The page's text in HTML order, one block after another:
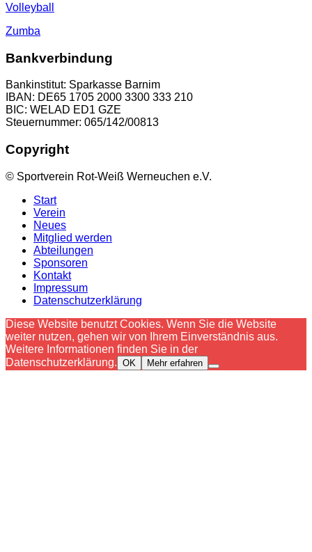
Volleyball
Zumba
Bankverbindung
Bankinstitut: Sparkasse Barnim
IBAN: DE65 1705 2000 3300 333 210
BIC: WELAD ED1 GZE
Steuernummer: 065/142/00813
Copyright
© Sportverein Rot-Weiß Werneuchen e.V.
Start
Verein
Neues
Mitglied werden
Abteilungen
Sponsoren
Kontakt
Impressum
Datenschutzerklärung
Diese Website benutzt Cookies. Wenn Sie die Website
weiter nutzen, gehen wir von Ihrem Einverständnis aus.
Weitere Informationen finden Sie in der
Datenschutzerklärung. OK Mehr erfahren